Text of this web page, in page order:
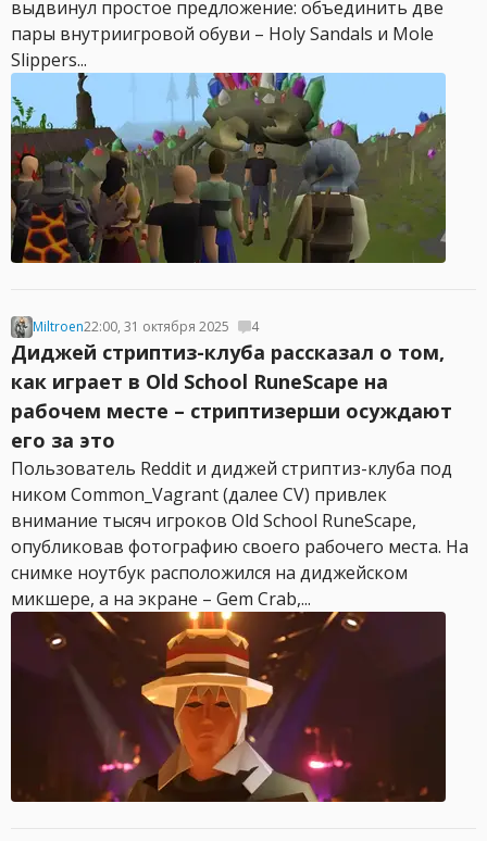
выдвинул простое предложение: объединить две
пары внутриигровой обуви – Holy Sandals и Mole
Slippers...
Miltroen22:00, 31 октября 2025 4
Диджей стриптиз-клуба рассказал о том,
как играет в Old School RuneScape на
рабочем месте – стриптизерши осуждают
его за это
Пользователь Reddit и диджей стриптиз-клуба под
ником Common_Vagrant (далее CV) привлек
внимание тысяч игроков Old School RuneScape,
опубликовав фотографию своего рабочего места. На
снимке ноутбук расположился на диджейском
микшере, а на экране – Gem Crab,...